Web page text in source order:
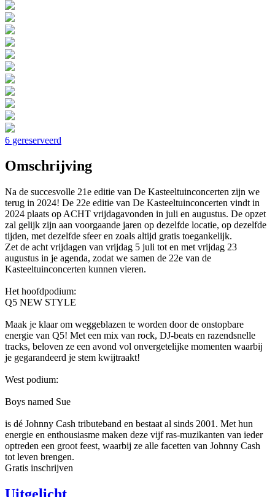
6 gereserveerd
Omschrijving
Na de succesvolle 21e editie van De Kasteeltuinconcerten zijn we
terug in 2024! De 22e editie van De Kasteeltuinconcerten vindt in
2024 plaats op ACHT vrijdagavonden in juli en augustus. De opzet
zal gelijk zijn aan voorgaande jaren op dezelfde locatie, op dezelfde
tijden, met dezelfde sfeer en zoals altijd gratis toegankelijk.
Zet de acht vrijdagen van vrijdag 5 juli tot en met vrijdag 23
augustus in je agenda, zodat we samen de 22e van de
Kasteeltuinconcerten kunnen vieren.
Het hoofdpodium:
Q5 NEW STYLE
Maak je klaar om weggeblazen te worden door de onstopbare
energie van Q5! Met een mix van rock, DJ-beats en razendsnelle
tracks, beloven ze een avond vol onvergetelijke momenten waarbij
je gegarandeerd je stem kwijtraakt!
West podium:
Boys named Sue
is dé Johnny Cash tributeband en bestaat al sinds 2001. Met hun
energie en enthousiasme maken deze vijf ras-muzikanten van ieder
optreden een groot feest, waarbij ze alle facetten van Johnny Cash
tot leven brengen.
Gratis inschrijven